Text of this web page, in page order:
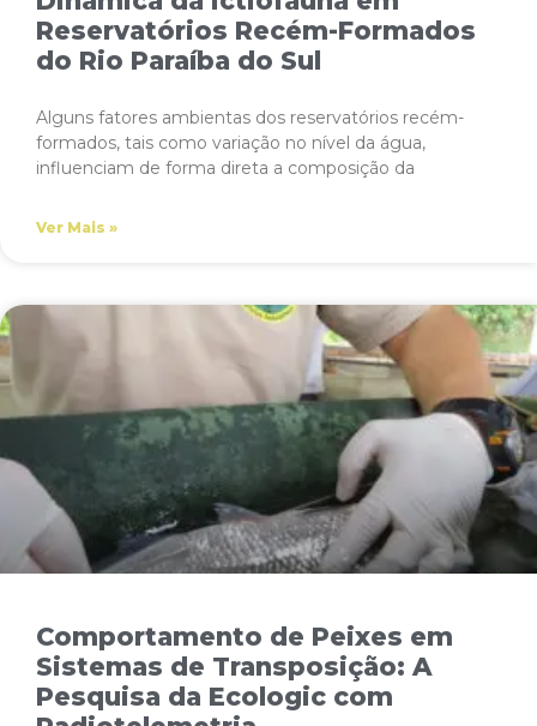
Reservatórios Recém-Formados
do Rio Paraíba do Sul
Alguns fatores ambientas dos reservatórios recém-
formados, tais como variação no nível da água,
influenciam de forma direta a composição da
Ver Mais »
Comportamento de Peixes em
Sistemas de Transposição: A
Pesquisa da Ecologic com